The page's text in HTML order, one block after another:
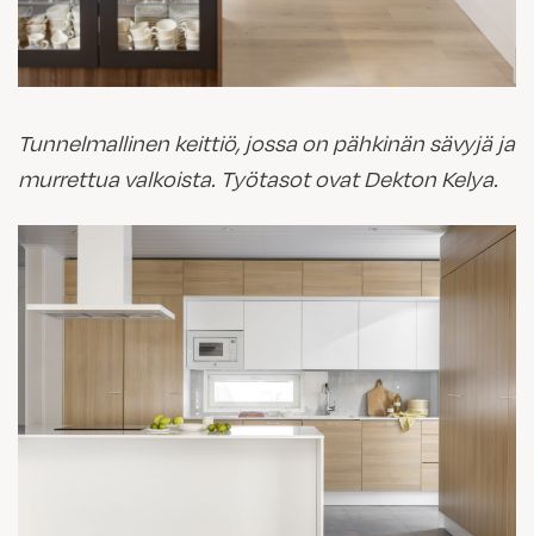
Tunnelmallinen keittiö, jossa on pähkinän sävyjä ja
murrettua valkoista. Työtasot ovat Dekton Kelya.